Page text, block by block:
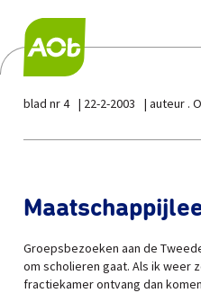
blad nr 4 22-2-2003 auteur .
Groepsbezoeken aan de
om scholieren gaat. Als ik weer
fractiekamer ontvang dan